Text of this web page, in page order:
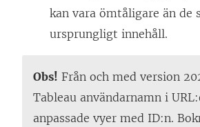
r
)
r
kan vara ömtåligare än de
ursprungligt innehåll.
Obs! Från och med version
Tableau användarnamn i
anpassade vyer med ID:n.